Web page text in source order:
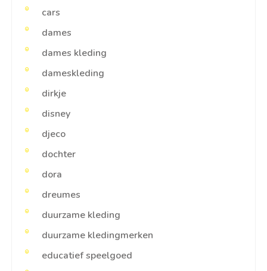
cars
dames
dames kleding
dameskleding
dirkje
disney
djeco
dochter
dora
dreumes
duurzame kleding
duurzame kledingmerken
educatief speelgoed